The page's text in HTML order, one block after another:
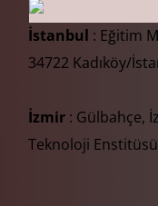
İstanbul : Eğitim
34722 Kadıköy/
İzmir : Gülbahçe,
Teknoloji